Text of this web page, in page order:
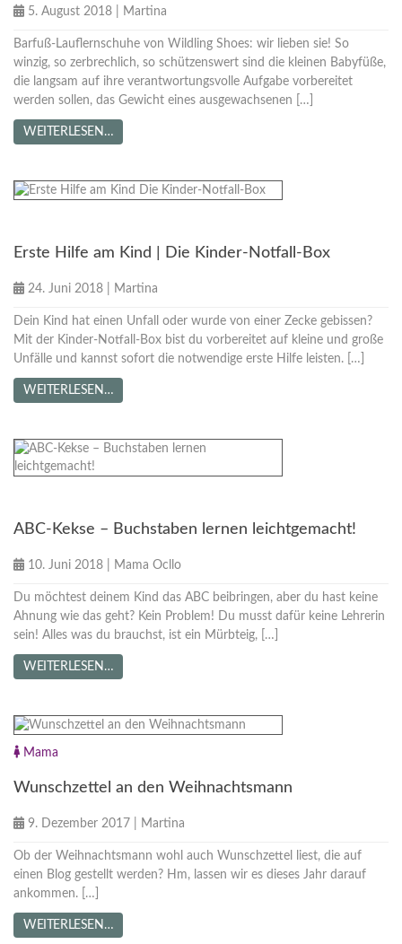
5. August 2018 Martina
Barfuß-Lauflernschuhe von Wildling Shoes: wir lieben sie! So
winzig, so zerbrechlich, so schützenswert sind die kleinen Babyfüße,
die langsam auf ihre verantwortungsvolle Aufgabe vorbereitet
werden sollen, das Gewicht eines ausgewachsenen […]
WEITERLESEN…
Erste Hilfe am Kind | Die Kinder-Notfall-Box
24. Juni 2018 Martina
Dein Kind hat einen Unfall oder wurde von einer Zecke gebissen?
Mit der Kinder-Notfall-Box bist du vorbereitet auf kleine und große
Unfälle und kannst sofort die notwendige erste Hilfe leisten. […]
WEITERLESEN…
ABC-Kekse – Buchstaben lernen leichtgemacht!
10. Juni 2018 Mama Ocllo
Du möchtest deinem Kind das ABC beibringen, aber du hast keine
Ahnung wie das geht? Kein Problem! Du musst dafür keine Lehrerin
sein! Alles was du brauchst, ist ein Mürbteig, […]
WEITERLESEN…
Mama
Wunschzettel an den Weihnachtsmann
9. Dezember 2017 Martina
Ob der Weihnachtsmann wohl auch Wunschzettel liest, die auf
einen Blog gestellt werden? Hm, lassen wir es dieses Jahr darauf
ankommen. […]
WEITERLESEN…